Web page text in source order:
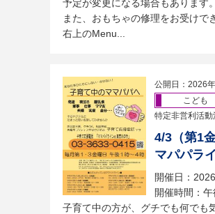
予定が変更になる場合もあります。
また、おもちゃの修理をお受けで
右上のMenu...
公開日：2026
こども
特定非営利活
4/3（第1
マパパラ
開催日：
開催時間：
子育て中の方が、グチでも何でも